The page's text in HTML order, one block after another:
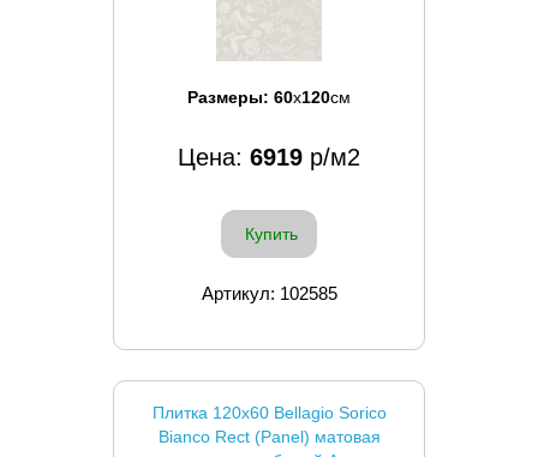
Размеры: 60x120см
Цена: 6919 р/м2
Купить
Артикул: 102585
Плитка 120x60 Bellagio Sorico
Bianco Rect (Panel) матовая